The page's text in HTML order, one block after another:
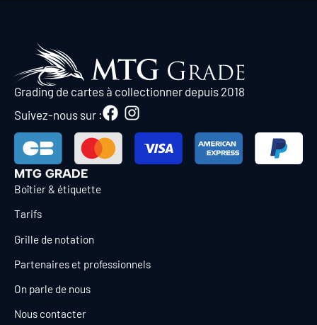
Grading de cartes à collectionner depuis 2018
Suivez-nous sur :
MTG GRADE
Boîtier & étiquette
Tarifs
Grille de notation
Partenaires et professionnels
On parle de nous
Nous contacter